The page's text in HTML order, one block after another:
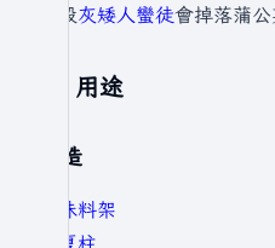
擊殺灰矮人蠻徒會掉落蒲公
用途
建造
調味料架
仲夏柱